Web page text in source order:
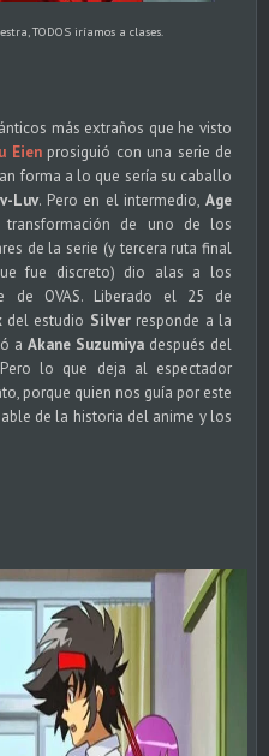
TODOS iríamos a clases.
más extraños que he visto
Eien prosiguió con una serie de
forma a lo que sería su caballo
Luv. Pero en el intermedio,Age
de uno de los
de la serie (y tercera ruta final
fue discreto) dio alas a los
de OVAS. Liberado el 25 de
del estudio Silver responde a la
a Akane Suzumiya después del
lo que deja al espectador
porque quien nos guía por este
de la historia del anime y los